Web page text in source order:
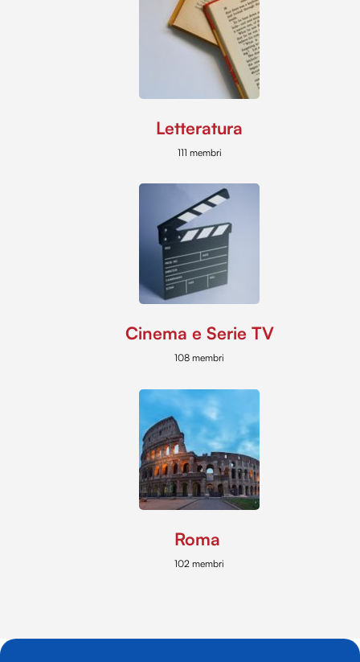
Letteratura
111 membri
Cinema e Serie TV
108 membri
Roma
102 membri